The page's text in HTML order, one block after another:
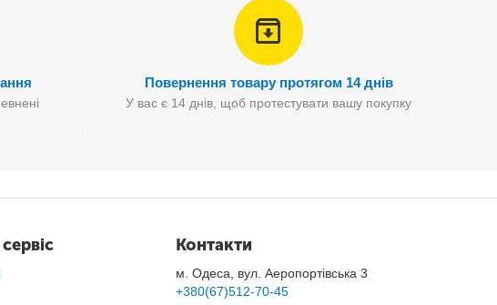
Повернення товару протягом 14 днів
У вас є 14 днів, щоб протестувати вашу покупку
Контакти
м. Одеса, вул. Аеропортівська 3
+380(67)512-70-45